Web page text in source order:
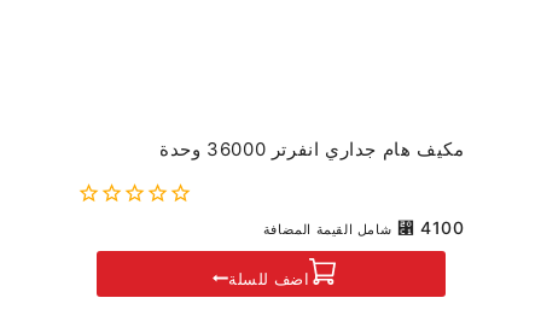
مكيف هام جداري انفرتر 36000 وحدة
⃁ 4100 شامل القيمة المضافة
اضف للسلة